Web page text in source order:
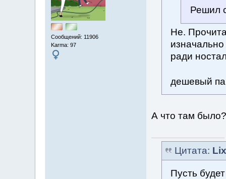
Сообщений: 11906
Karma: 97
Решил
Не.
ради
дешевый
А что там
Цитата:
Пусть